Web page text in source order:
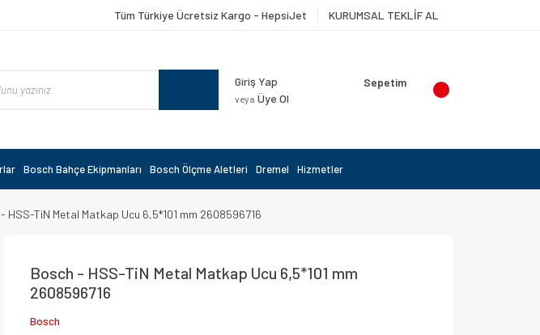
Tüm Türkiye Ücretsiz Kargo - HepsiJet KURUMSAL TEKLİF AL
Giriş Yap
veya Üye Ol
Sepetim
Bosch Bahçe Ekipmanları Bosch Ölçme Aletleri Dremel Hizmetler
HSS-TiN Metal Matkap Ucu 6,5*101 mm 2608596716
Bosch - HSS-TiN Metal Matkap Ucu 6,5*101 mm
2608596716
Bosch